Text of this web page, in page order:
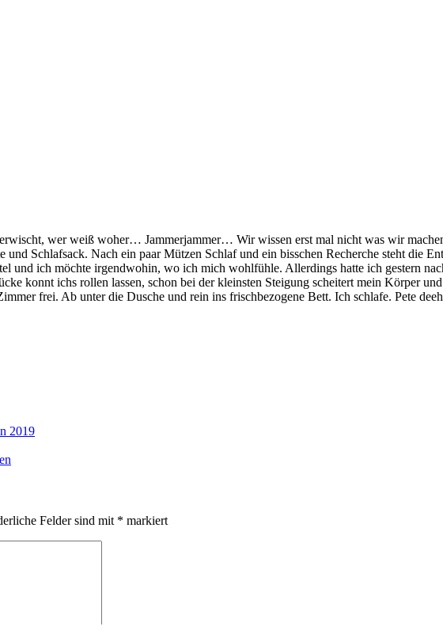
wer weiß woher… Jammerjammer… Wir wissen erst mal nicht was wir
Schlafsack. Nach ein paar Mützen Schlaf und ein bisschen Recherche steht die
und ich möchte irgendwohin, wo ich mich wohlfühle. Allerdings hatte ich gestern
konnt ichs rollen lassen, schon bei der kleinsten Steigung scheitert mein Körper
frei. Ab unter die Dusche und rein ins frischbezogene Bett. Ich schlafe. Pete
2019
Felder sind mit * markiert